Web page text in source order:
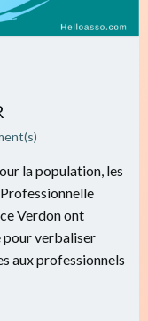
la population, les
Verdon ont
pour verbaliser
aux professionnels